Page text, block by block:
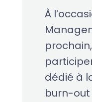
À
prochain,
dédié à
burn-